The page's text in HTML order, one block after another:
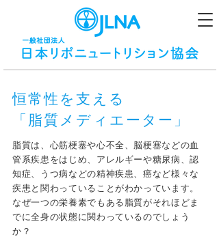
恒常性を支える
「脂質メディエーター」
脂質は、心筋梗塞や心不全、脳梗塞などの血
管系疾患をはじめ、アレルギーや糖尿病、認
知症、うつ病などの精神疾患、癌など様々な
疾患と関わっていることがわかっています。
なぜ一つの栄養素でもある脂質がそれほどま
でに全身の状態に関わっているのでしょう
か？